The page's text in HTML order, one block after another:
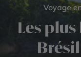
Voyage
Les